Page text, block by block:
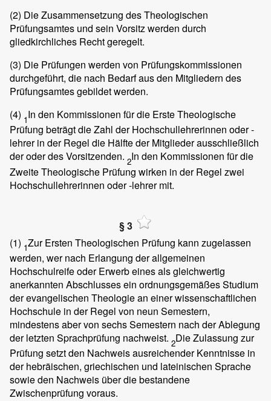
(2) Die Zusammensetzung des Theologischen
Prüfungsamtes und sein Vorsitz werden durch
gliedkirchliches Recht geregelt.
(3) Die Prüfungen werden von Prüfungskommissionen
durchgeführt, die nach Bedarf aus den Mitgliedern des
Prüfungsamtes gebildet werden.
(4) 1In den Kommissionen für die Erste Theologische
Prüfung beträgt die Zahl der Hochschullehrerinnen oder -
lehrer in der Regel die Hälfte der Mitglieder ausschließlich
der oder des Vorsitzenden. 2In den Kommissionen für die
Zweite Theologische Prüfung wirken in der Regel zwei
Hochschullehrerinnen oder -lehrer mit.
§ 3
(1) 1Zur Ersten Theologischen Prüfung kann zugelassen
werden, wer nach Erlangung der allgemeinen
Hochschulreife oder Erwerb eines als gleichwertig
anerkannten Abschlusses ein ordnungsgemäßes Studium
der evangelischen Theologie an einer wissenschaftlichen
Hochschule in der Regel von neun Semestern,
mindestens aber von sechs Semestern nach der Ablegung
der letzten Sprachprüfung nachweist. 2Die Zulassung zur
Prüfung setzt den Nachweis ausreichender Kenntnisse in
der hebräischen, griechischen und lateinischen Sprache
sowie den Nachweis über die bestandene
Zwischenprüfung voraus.